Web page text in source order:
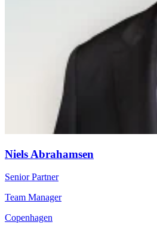
Niels Abrahamsen
Senior Partner
Team Manager
Copenhagen